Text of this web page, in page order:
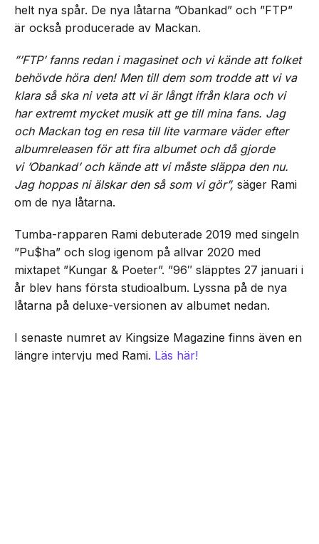
helt nya spår. De nya låtarna ”Obankad” och ”FTP”
är också producerade av Mackan.
”’FTP’ fanns redan i magasinet och vi kände att folket
behövde höra den! Men till dem som trodde att vi va
klara så ska ni veta att vi är långt ifrån klara och vi
har extremt mycket musik att ge till mina fans. Jag
och Mackan tog en resa till lite varmare väder efter
albumreleasen för att fira albumet och då gjorde
vi ’Obankad’ och kände att vi måste släppa den nu.
Jag hoppas ni älskar den så som vi gör”, säger Rami
om de nya låtarna.
Tumba-rapparen Rami debuterade 2019 med singeln
”Pu$ha” och slog igenom på allvar 2020 med
mixtapet ”Kungar & Poeter”. ”96″ släpptes 27 januari i
år blev hans första studioalbum. Lyssna på de nya
låtarna på deluxe-versionen av albumet nedan.
I senaste numret av Kingsize Magazine finns även en
längre intervju med Rami. Läs här!